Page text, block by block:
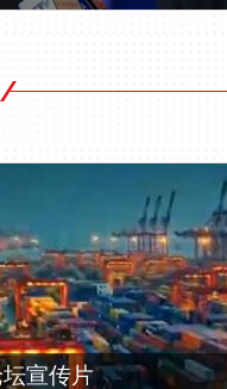
宣传片